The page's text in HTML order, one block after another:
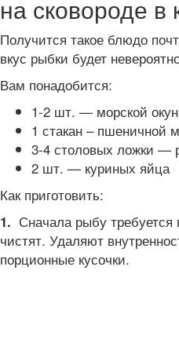
на сковороде в
Получится такое блюдо
вкус рыбки будет
Вам понадобится:
1-2 шт. — морской
1 стакан – пшеничной
3-4 столовых ложки —
2 шт. — куриных яйца
Как приготовить:
1. Сначала рыбу
чистят. Удаляют
порционные кусочки.